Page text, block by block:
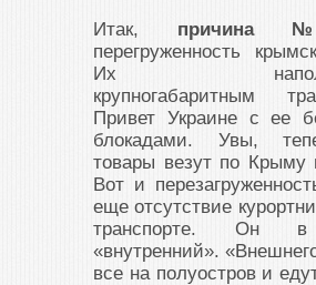
Итак, причина
перегруженность
Их
крупногабаритным
Привет Украине с ее
блокадами. Увы,
товары везут по Крыму
Вот и
еще отсутствие
транспорте. Он
«внутренний».
все на полуостров и